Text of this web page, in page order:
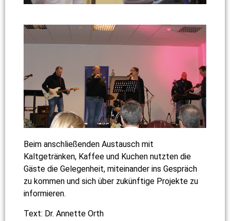
Beim anschließenden Austausch mit
Kaltgetränken, Kaffee und Kuchen nutzten die
Gäste die Gelegenheit, miteinander ins Gespräch
zu kommen und sich über zukünftige Projekte zu
informieren.
Text: Dr. Annette Orth